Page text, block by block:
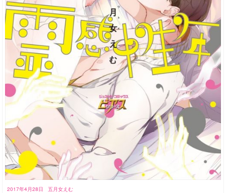
2017年4月28日 五月女えむ